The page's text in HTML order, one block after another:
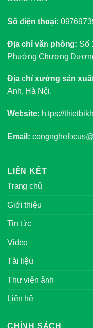
Số điện thoại:
Địa chỉ văn phòng: Số
Phường Chương
Địa chỉ xưởng sản
Anh, Hà Nội.
Website: https://
Email:
LIÊN KẾT
Trang chủ
Giới thiệu
Tin tức
Video
Tài liệu
Thư viện ảnh
Liên hệ
CHÍNH SÁCH